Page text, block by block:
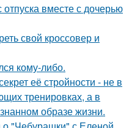
вместе с дочерью
свой кроссовер и
кому-либо.
её стройности - не в
тренировках, а в
образе жизни.